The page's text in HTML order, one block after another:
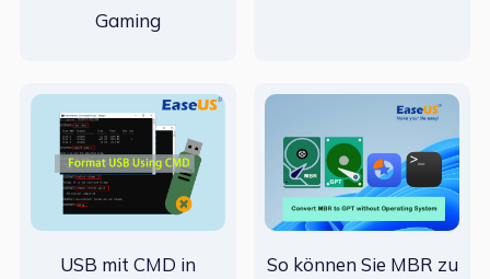
Gaming
USB mit CMD in
So können Sie MBR zu